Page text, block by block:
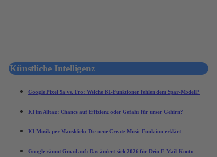
Künstliche Intelligenz
Google Pixel 9a vs. Pro: Welche KI-Funktionen fehlen dem Spar-Modell?
KI im Alltag: Chance auf Effizienz oder Gefahr für unser Gehirn?
KI-Musik per Mausklick: Die neue Create Music Funktion erklärt
Google räumt Gmail auf: Das ändert sich 2026 für Dein E-Mail-Konto